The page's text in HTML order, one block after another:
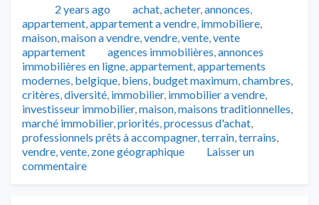
Publié2 years ago Catégories
achat,acheter,annonces,
appartement,appartement a vendre, immobiliere,
maison,maison a vendre,vendre,vente,vente
appartement
Tags
agences immobilières,annonces
immobilières en ligne,appartement,appartements
modernes, belgique, biens, budget maximum,chambres,
critères,diversité, immobilier, immobilier a vendre,
investisseur immobilier,maison,maisons traditionnelles,
marché immobilier,priorités,processus d'achat,
professionnels prêts à accompagner,terrain,terrains,
vendre,vente, zone géographique
Laisser un
commentaire